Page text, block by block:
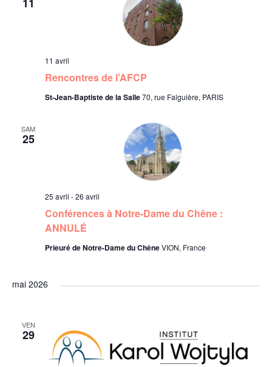
Rencontres de l’AFCP
11 avril
St-Jean-Baptiste de la Salle70, rue Falguière, PARIS
SAM
25
Conférences à Notre-Dame du Chêne :
ANNULÉ
25 avril -26 avril
Prieuré de Notre-Dame du ChêneVION, France
mai 2026
VEN
29